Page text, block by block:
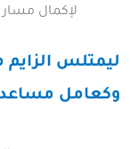
لإكمال مسار
ليمتلس
وكعامل